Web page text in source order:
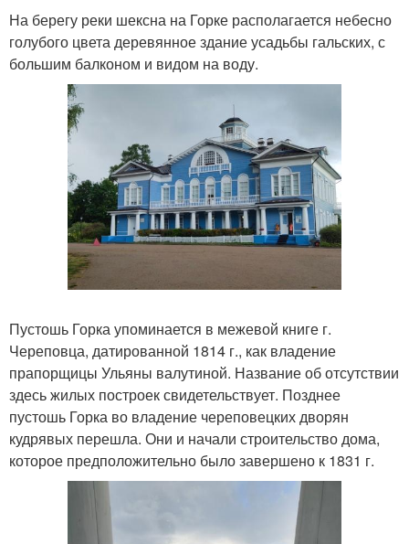
На берегу реки шексна на Горке располагается небесно
голубого цвета деревянное здание усадьбы гальских, с
большим балконом и видом на воду.
Пустошь Горка упоминается в межевой книге г.
Череповца, датированной 1814 г., как владение
прапорщицы Ульяны валутиной. Название об отсутствии
здесь жилых построек свидетельствует. Позднее
пустошь Горка во владение череповецких дворян
кудрявых перешла. Они и начали строительство дома,
которое предположительно было завершено к 1831 г.